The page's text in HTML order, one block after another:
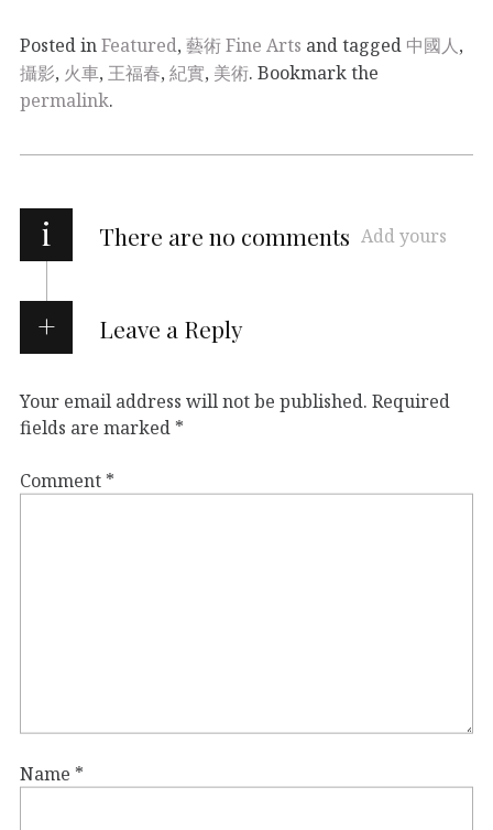
Posted inFeatured, 藝術 Fine Arts and tagged 中國人,
攝影, 火車, 王福春, 紀實, 美術. Bookmark the
permalink.
i There are no comments Add yours
Leave a Reply
Your email address will not be published. Required
fields are marked *
Comment *
Name *